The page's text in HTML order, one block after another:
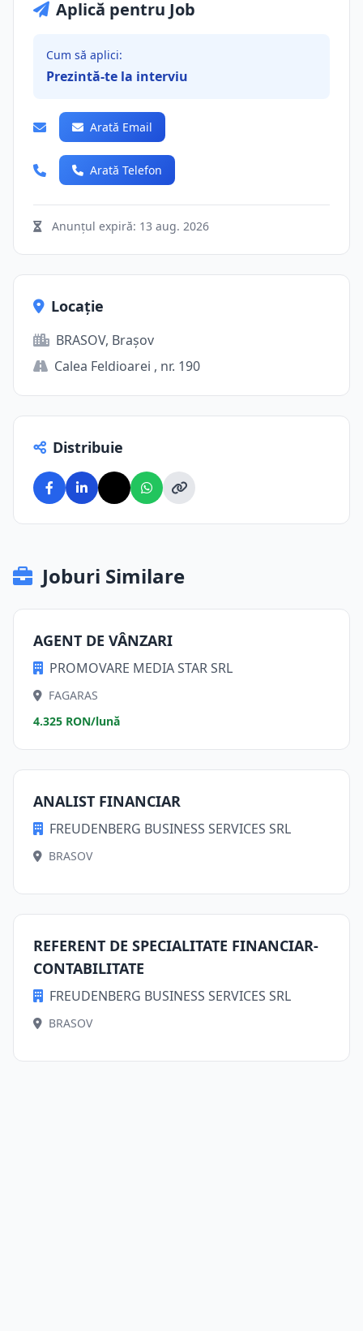
Aplică pentru Job
Cum să aplici:
Prezintă-te la interviu
Arată Email
Arată Telefon
Anunțul expiră: 13 aug. 2026
Locație
BRASOV, Brașov
Calea Feldioarei , nr. 190
Distribuie
Joburi Similare
AGENT DE VÂNZARI
PROMOVARE MEDIA STAR SRL
FAGARAS
4.325 RON/lună
ANALIST FINANCIAR
FREUDENBERG BUSINESS SERVICES SRL
BRASOV
REFERENT DE SPECIALITATE FINANCIAR-
CONTABILITATE
FREUDENBERG BUSINESS SERVICES SRL
BRASOV